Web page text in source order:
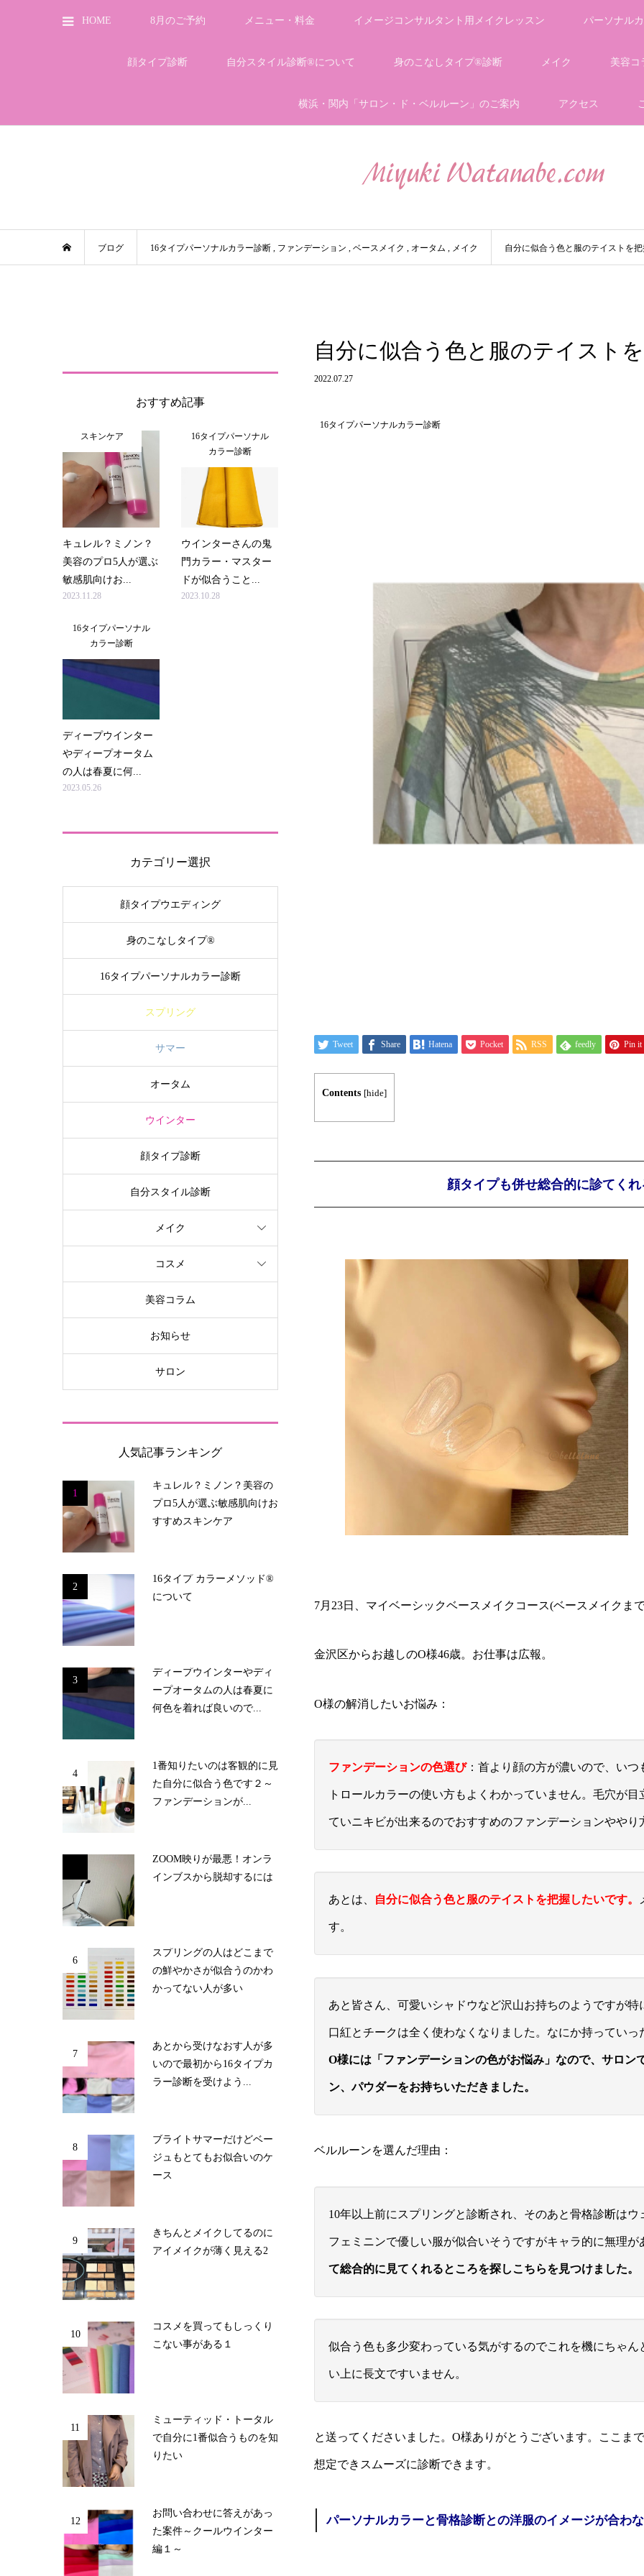
HOME 8月のご予約 メニュー・料金 イメージコンサルタント用メイクレッスン パーソナル
顔タイプ診断 自分スタイル診断®について 身のこなしタイプ®診断 メイク 美容コ
横浜・関内「サロン・ド・ベルルーン」のご案内 アクセス
ブログ 16タイプパーソナルカラー診断 ファンデーション ベースメイク オータム メイク 自分に似合う色と服のテイストを
自分に似合う色と服のテイスト
2022.07.27
16タイプパーソナルカラー診断
Tweet Share Hatena Pocket RSS feedly Pin it
Contents [hide]
顔タイプも併せ総合的に診てく
7月23日、マイベーシックベースメイクコース(ベースメイクま
金沢区からお越しのO様46歳。お仕事は広報。
O様の解消したいお悩み：
ファンデーションの色選び：首より顔の方が濃いので、い
トロールカラーの使い方もよくわかっていません。毛穴が
ていニキビが出来るのでおすすめのファンデーションややり
あとは、 自分に似合う色と服のテイストを把握したいです。
す。
あと皆さん、可愛いシャドウなど沢山お持ちのようですが
口紅とチークは全く使わなくなりました。なにか持ってい
O様には「ファンデーションの色がお悩み」なので、サロン
ン、パウダーをお持ちいただきました。
ベルルーンを選んだ理由：
10年以上前にスプリングと診断され、そのあと骨格診断は
フェミニンで優しい服が似合いそうですがキャラ的に無理が
て総合的に見てくれるところを探しこちらを見つけました。
似合う色も多少変わっている気がするのでこれを機にちゃ
い上に長文ですいません。
と送ってくださいました。O様ありがとうございます。ここま
想定できスムーズに診断できます。
パーソナルカラーと骨格診断との洋服のイメージが合わ
おすすめ記事
スキンケア
キュレル？ミノン？
美容のプロ5人が選ぶ
敏感肌向けお...
2023.11.28
16タイプパーソナル
カラー診断
ウインターさんの鬼
門カラー・マスター
ドが似合うこと...
2023.10.28
16タイプパーソナル
カラー診断
ディープウインター
やディープオータム
の人は春夏に何...
2023.05.26
カテゴリー選択
顔タイプウエディング
身のこなしタイプ®
16タイプパーソナルカラー診断
スプリング
サマー
オータム
ウインター
顔タイプ診断
自分スタイル診断
メイク
コスメ
美容コラム
お知らせ
サロン
人気記事ランキング
1
キュレル？ミノン？美容の
プロ5人が選ぶ敏感肌向けお
すすめスキンケア
2
16タイプ カラーメソッド®
について
3
ディープウインターやディ
ープオータムの人は春夏に
何色を着れば良いので...
4
1番知りたいのは客観的に見
た自分に似合う色です２～
ファンデーションが...
ZOOM映りが最悪！オンラ
インブスから脱却するには
6
スプリングの人はどこまで
の鮮やかさが似合うのかわ
かってない人が多い
7
あとから受けなおす人が多
いので最初から16タイプカ
ラー診断を受けよう...
8
ブライトサマーだけどベー
ジュもとてもお似合いのケ
ース
9
きちんとメイクしてるのに
アイメイクが薄く見える2
10
コスメを買ってもしっくり
こない事がある１
11
ミューティッド・トータル
で自分に1番似合うものを知
りたい
12
お問い合わせに答えがあっ
た案件～クールウインター
編１～